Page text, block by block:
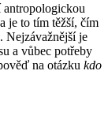
je to tím těžší, čím
Nejzávažnější je
a vůbec potřeby
na otázku kdo